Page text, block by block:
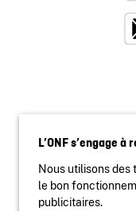
L’ONF s’engage
Nous utilisons des
le bon
publicitaires.